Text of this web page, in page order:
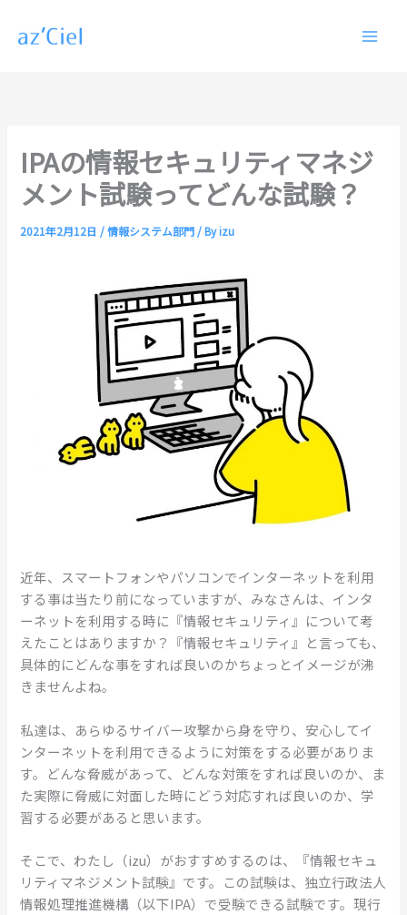
IPAの情報セキュリティマネジ
メント試験ってどんな試験？
2021年2月12日 /情報システム部門 / Byizu
近年、スマートフォンやパソコンでインターネットを利用
する事は当たり前になっていますが、みなさんは、インタ
ーネットを利用する時に『情報セキュリティ』について考
えたことはありますか？『情報セキュリティ』と言っても、
具体的にどんな事をすれば良いのかちょっとイメージが沸
きませんよね。
私達は、あらゆるサイバー攻撃から身を守り、安心してイ
ンターネットを利用できるように対策をする必要がありま
す。どんな脅威があって、どんな対策をすれば良いのか、ま
た実際に脅威に対面した時にどう対応すれば良いのか、学
習する必要があると思います。
そこで、わたし（izu）がおすすめするのは、『情報セキュ
リティマネジメント試験』です。この試験は、独立行政法人
情報処理推進機構（以下IPA）で受験できる試験です。現行